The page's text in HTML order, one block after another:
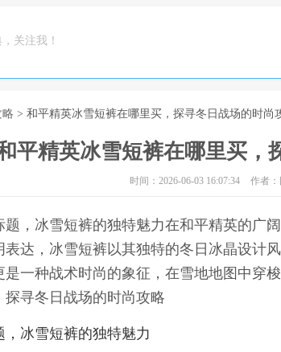
关注我！
> 和平精英冰雪短裤在哪里买，探寻冬日战场的时尚
平精英冰雪短裤在哪里买，
时间：2026-06-03 16:07:34 作者：
题，冰雪短裤的独特魅力在和平精英的广
表达，冰雪短裤以其独特的冬日冰晶设计
是一种战术时尚的象征，在雪地地图中穿
探寻冬日战场的时尚攻略
，冰雪短裤的独特魅力